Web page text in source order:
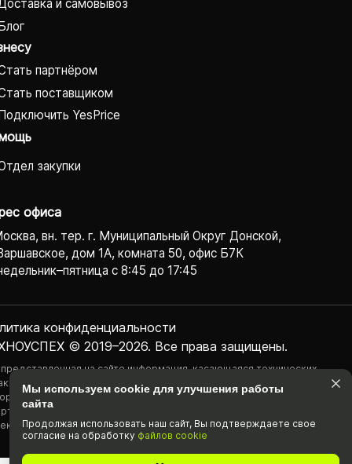
и самовывоз
партнёром
поставщиком
YesPrice
закупки
офиса
вн. тер. г. Муниципальный Округ Донской,
дом 1А, комната 50, офис Б7К
с 8:45 до 17:45
© 2019–2026. Все права защищены.
конфиденциаль­ности
на сайте информация, касающаяся технических
наличия на складе, стоимости товаров, носит
характер и ни при каких условиях не является публичной
определяемой положениями Статьи 437(2) Гражданского
РФ.
Мы используем cookie для улучшения работы
сайта
Продолжая использовать наш cайт, Вы подтвержда­ете свое
согласие на обработку файлов cookie